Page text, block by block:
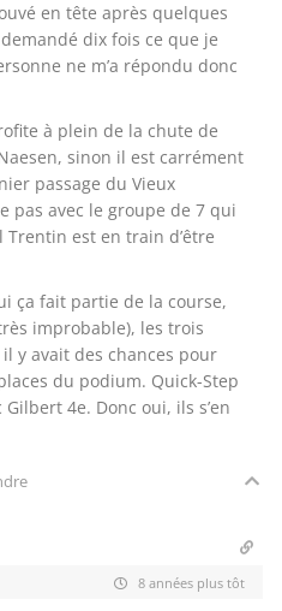
en tête après quelques
dix fois ce que je
ne m’a répondu donc
à plein de la chute de
sinon il est carrément
passage du Vieux
pas avec le groupe de 7 qui
est en train d’être
ça fait partie de la course,
improbable), les trois
y avait des chances pour
du podium. Quick-Step
4e. Donc oui, ils s’en
8 années plus tôt